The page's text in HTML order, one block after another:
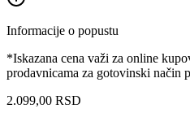
Informacije o popustu
*Iskazana cena važi za online
prodavnicama za gotovinski način
2.099,00 RSD